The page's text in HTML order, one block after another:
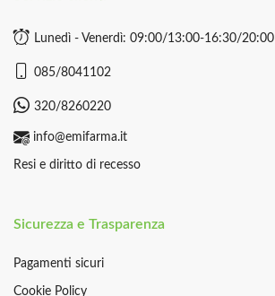
Lunedì - Venerdì: 09:00/13:00-16:30/20:00
085/8041102
320/8260220
info@emifarma.it
Resi e diritto di recesso
Sicurezza e Trasparenza
Pagamenti sicuri
Cookie Policy